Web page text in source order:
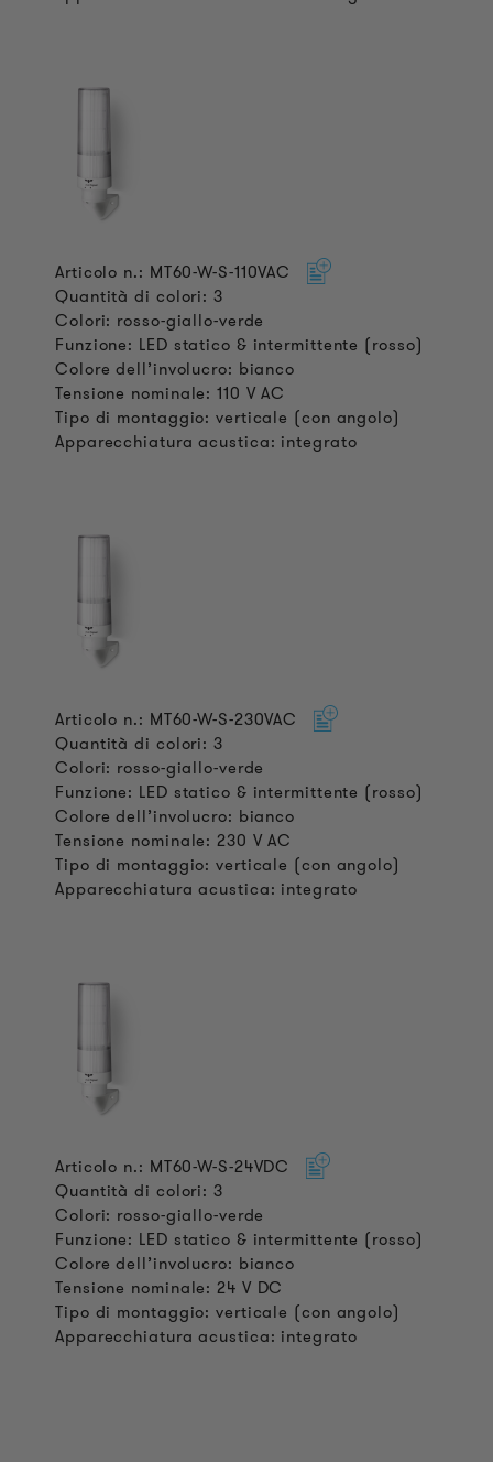
Articolo n.: MT60-W-S-110VAC
Quantità di colori: 3
Colori: rosso-giallo-verde
Funzione: LED statico & intermittente (rosso)
Colore dell’involucro: bianco
Tensione nominale: 110 V AC
Tipo di montaggio: verticale (con angolo)
Apparecchiatura acustica: integrato
Articolo n.: MT60-W-S-230VAC
Quantità di colori: 3
Colori: rosso-giallo-verde
Funzione: LED statico & intermittente (rosso)
Colore dell’involucro: bianco
Tensione nominale: 230 V AC
Tipo di montaggio: verticale (con angolo)
Apparecchiatura acustica: integrato
Articolo n.: MT60-W-S-24VDC
Quantità di colori: 3
Colori: rosso-giallo-verde
Funzione: LED statico & intermittente (rosso)
Colore dell’involucro: bianco
Tensione nominale: 24 V DC
Tipo di montaggio: verticale (con angolo)
Apparecchiatura acustica: integrato